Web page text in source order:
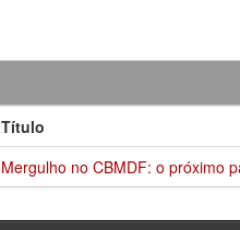
Título
Mergulho no CBMDF: o próximo